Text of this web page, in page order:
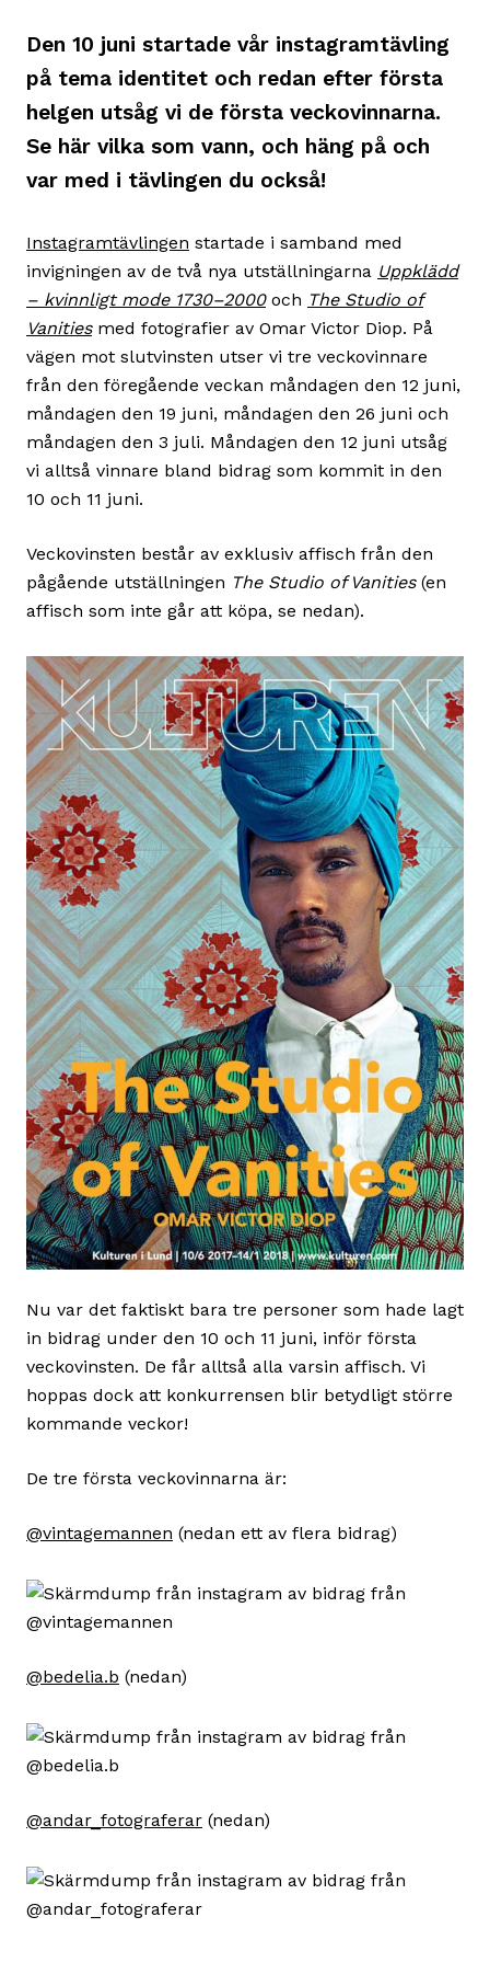
Den 10 juni startade vår instagramtävling
på tema identitet och redan efter första
helgen utsåg vi de första veckovinnarna.
Se här vilka som vann, och häng på och
var med i tävlingen du också!
Instagramtävlingen startade i samband med
invigningen av de två nya utställningarna Uppklädd
– kvinnligt mode 1730–2000och The Studio of
Vanities med fotografier av Omar Victor Diop. På
vägen mot slutvinsten utser vi tre veckovinnare
från den föregående veckan måndagen den 12 juni,
måndagen den 19 juni, måndagen den 26 juni och
måndagen den 3 juli. Måndagen den 12 juni utsåg
vi alltså vinnare bland bidrag som kommit in den
10 och 11 juni.
Veckovinsten består av exklusiv affisch från den
pågående utställningen The Studio of Vanities(en
affisch som inte går att köpa, se nedan).
Nu var det faktiskt bara tre personer som hade lagt
in bidrag under den 10 och 11 juni, inför första
veckovinsten. De får alltså alla varsin affisch. Vi
hoppas dock att konkurrensen blir betydligt större
kommande veckor!
De tre första veckovinnarna är:
@vintagemannen (nedan ett av flera bidrag)
@bedelia.b (nedan)
@andar_fotograferar (nedan)